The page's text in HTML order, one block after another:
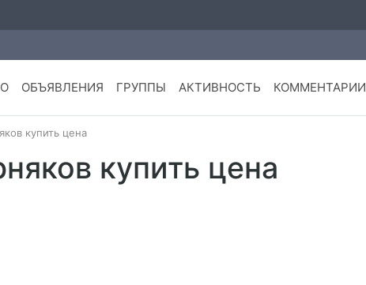
ОБЪЯВЛЕНИЯ ГРУППЫ АКТИВНОСТЬ КОММЕНТАРИИ
купить цена
купить цена